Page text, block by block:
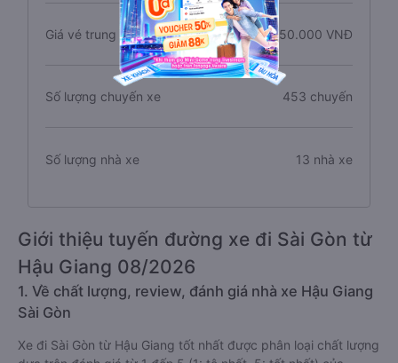
Giá vé trung bình 350.000 VNĐ
Số lượng chuyến xe 453 chuyến
Số lượng nhà xe 13 nhà xe
Giới thiệu tuyến đường xe đi Sài Gòn từ
Hậu Giang 08/2026
1. Về chất lượng, review, đánh giá nhà xe Hậu Giang
Sài Gòn
Xe đi Sài Gòn từ Hậu Giang tốt nhất được phân loại chất lượng